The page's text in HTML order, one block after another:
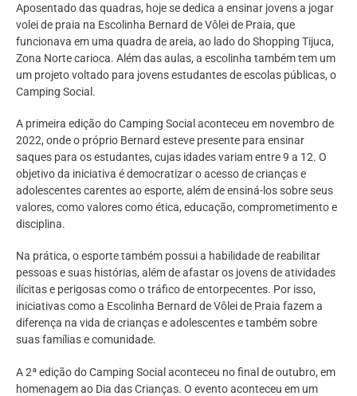
Aposentado das quadras, hoje se dedica a ensinar jovens a jogar
volei de praia na Escolinha Bernard de Vôlei de Praia, que
funcionava em uma quadra de areia, ao lado do Shopping Tijuca,
Zona Norte carioca. Além das aulas, a escolinha também tem um
um projeto voltado para jovens estudantes de escolas públicas, o
Camping Social.
A primeira edição do Camping Social aconteceu em novembro de
2022, onde o próprio Bernard esteve presente para ensinar
saques para os estudantes, cujas idades variam entre 9 a 12. O
objetivo da iniciativa é democratizar o acesso de crianças e
adolescentes carentes ao esporte, além de ensiná-los sobre seus
valores, como valores como ética, educação, comprometimento e
disciplina.
Na prática, o esporte também possui a habilidade de reabilitar
pessoas e suas histórias, além de afastar os jovens de atividades
ilícitas e perigosas como o tráfico de entorpecentes. Por isso,
iniciativas como a Escolinha Bernard de Vôlei de Praia fazem a
diferença na vida de crianças e adolescentes e também sobre
suas famílias e comunidade.
A 2ª edição do Camping Social aconteceu no final de outubro, em
homenagem ao Dia das Crianças. O evento aconteceu em um